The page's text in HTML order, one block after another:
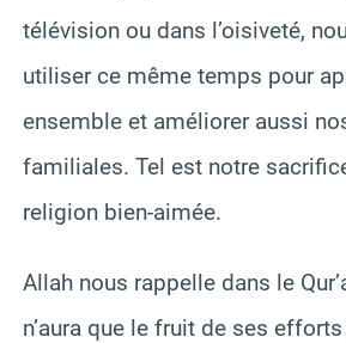
télévision ou dans l’oisiveté,
utiliser ce même temps pour
ensemble et améliorer aussi
familiales. Tel est notre
religion bien-aimée.
Allah nous rappelle dans le
n’aura que le fruit de ses